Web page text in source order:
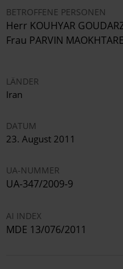
BETROFFENE PERSONEN
Herr KOUHYAR
Frau PARVIN
LÄNDER
Iran
DATUM
23. August 2011
UA-NUMMER
UA-347/2009-9
AI INDEX
MDE 13/076/2011